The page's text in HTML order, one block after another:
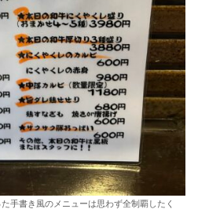
手書き風のメニューは思わず全制覇したく